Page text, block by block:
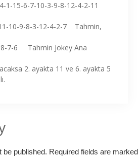
1-15-6-7-10-3-9-8-12-4-2-11
10-9-8-3-12-4-2-7 Tahmin,
8-7-6 Tahmin Jokey Ana
2. ayakta 11 ve 6. ayakta 5
be published. Required fields are marked